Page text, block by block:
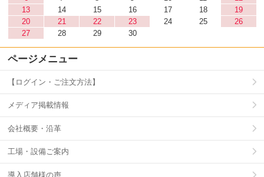
13
14 15 16 17 18
19
20
21 22 23 24 25
26
27
28 29 30
ページメニュー
【ログイン・ご注文方法】
メディア掲載情報
会社概要・沿革
工場・設備ご案内
導入店舗様の声